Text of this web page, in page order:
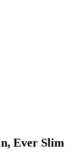
Ever Slim